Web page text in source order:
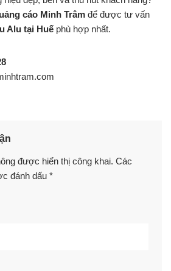
cáo Minh Trâm để được tư vấn
Alu tại Huế phù hợp nhất.
được hiển thị công khai. Các
đánh dấu *